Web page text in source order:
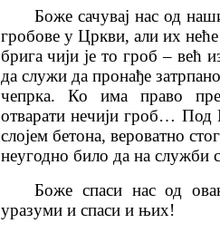
Боже сачувај нас од
гробове у Цркви, али их
брига чији је то гроб – већ
да служи да пронађе
чепрка. Ко има право
отварати нечији гроб… Под
слојем бетона, вероватно
неугодно било да на служби
Боже спаси нас од
уразуми и спаси и њих!